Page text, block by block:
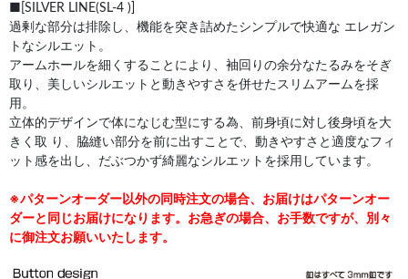
■[SILVER LINE(SL-4 )]
過剰な部分は排除し、機能を突き詰めたシンプルで快適な エレガン
トなシルエット。
アームホールを細くすることにより、袖回りの余分なたるみをそぎ
取り、美しいシルエットと動きやすさを併せたスリムアームを採
用。
立体的デザインで体になじむ型にする為、前身頃に対し後身頃を大
きく取 り、脇縫い部分を前に出すことで、動きやすさと適度なフィ
ット感を出し、だぶつかず綺麗なシルエットを採用しています。
※パターンオーダー以外の同時注文の場合、お届けはパターンオー
ダーと同じお届けになります。お急ぎの場合、お手数ですが、別々
に御注文お願いいたします。